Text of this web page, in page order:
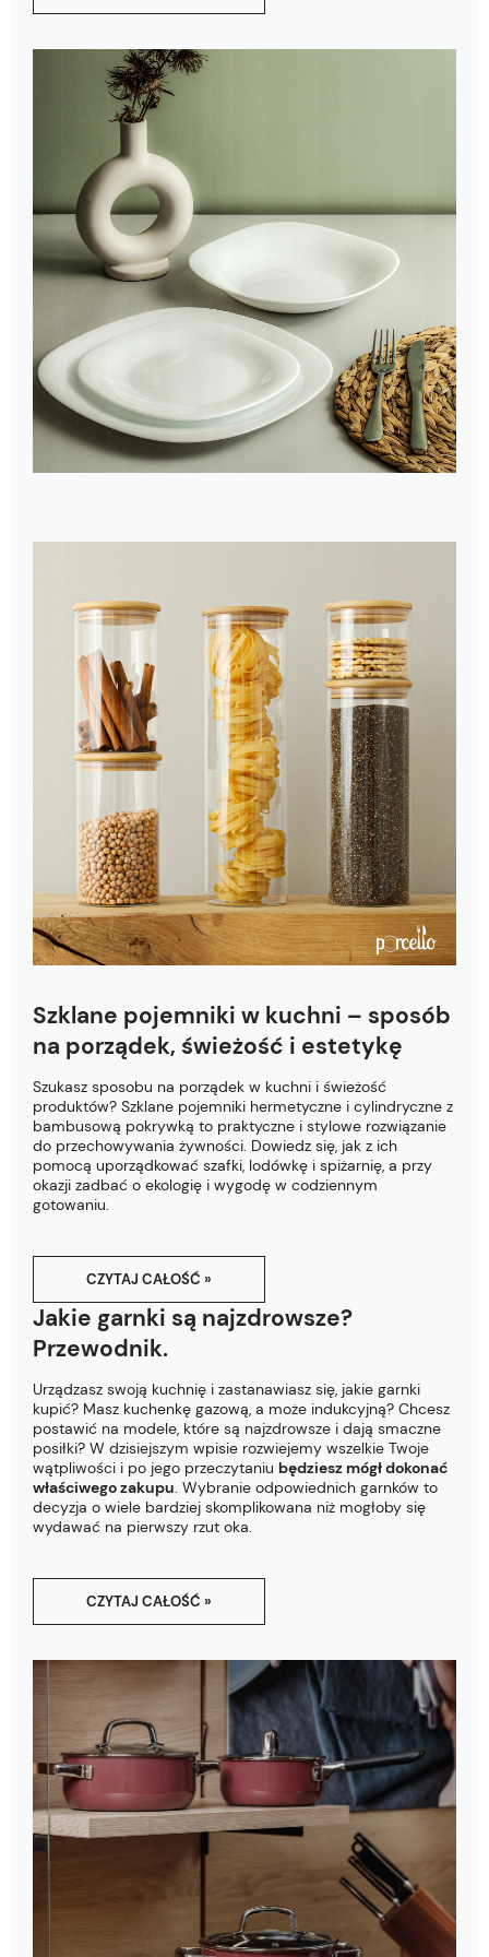
Szklane pojemniki w kuchni – sposób
na porządek, świeżość i estetykę
Szukasz sposobu na porządek w kuchni i świeżość
produktów? Szklane pojemniki hermetyczne i cylindryczne z
bambusową pokrywką to praktyczne i stylowe rozwiązanie
do przechowywania żywności. Dowiedz się, jak z ich
pomocą uporządkować szafki, lodówkę i spiżarnię, a przy
okazji zadbać o ekologię i wygodę w codziennym
gotowaniu.
CZYTAJ CAŁOŚĆ »
Jakie garnki są najzdrowsze?
Przewodnik.
CZYTAJ CAŁOŚĆ »
Urządzasz swoją kuchnię i zastanawiasz się, jakie garnki
kupić? Masz kuchenkę gazową, a może indukcyjną? Chcesz
postawić na modele, które są najzdrowsze i dają smaczne
posiłki? W dzisiejszym wpisie rozwiejemy wszelkie Twoje
wątpliwości i po jego przeczytaniu będziesz mógł dokonać
właściwego zakupu. Wybranie odpowiednich garnków to
decyzja o wiele bardziej skomplikowana niż mogłoby się
wydawać na pierwszy rzut oka.